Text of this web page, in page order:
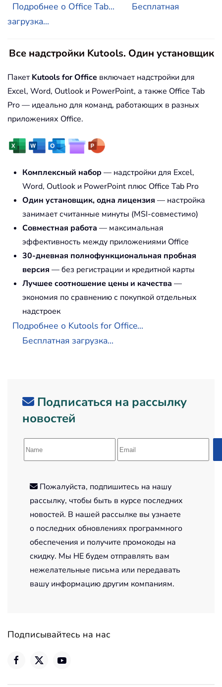
Подробнее о Office Tab...
Бесплатная
загрузка...
Все надстройки Kutools. Один установщик
Пакет Kutools for Office включает надстройки для
Excel, Word, Outlook и PowerPoint, а также Office Tab
Pro — идеально для команд, работающих в разных
приложениях Office.
Комплексный набор — надстройки для Excel,
Word, Outlook и PowerPoint плюс Office Tab Pro
Один установщик, одна лицензия — настройка
занимает считанные минуты (MSI-совместимо)
Совместная работа — максимальная
эффективность между приложениями Office
30-дневная полнофункциональная пробная
версия — без регистрации и кредитной карты
Лучшее соотношение цены и качества —
экономия по сравнению с покупкой отдельных
надстроек
Подробнее о Kutools for Office...
Бесплатная загрузка...
Подписаться на рассылку
новостей
Пожалуйста, подпишитесь на нашу
рассылку, чтобы быть в курсе последних
новостей. В нашей рассылке вы узнаете
о последних обновлениях программного
обеспечения и получите промокоды на
скидку. Мы НЕ будем отправлять вам
нежелательные письма или передавать
вашу информацию другим компаниям.
Подписывайтесь на нас